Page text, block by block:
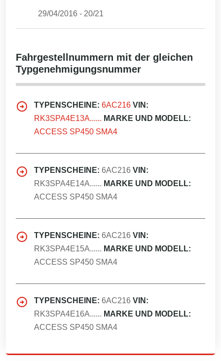
29/04/2016 - 20/21
Fahrgestellnummern mit der gleichen
Typgenehmigungsnummer
TYPENSCHEINE: 6AC216 VIN:
RK3SPA4E13A...... MARKE UND MODELL:
ACCESS SP450 SMA4
TYPENSCHEINE: 6AC216 VIN:
RK3SPA4E14A...... MARKE UND MODELL:
ACCESS SP450 SMA4
TYPENSCHEINE: 6AC216 VIN:
RK3SPA4E15A...... MARKE UND MODELL:
ACCESS SP450 SMA4
TYPENSCHEINE: 6AC216 VIN:
RK3SPA4E16A...... MARKE UND MODELL:
ACCESS SP450 SMA4